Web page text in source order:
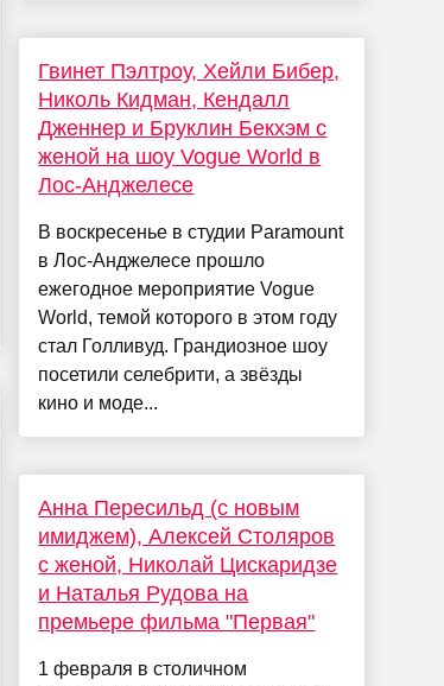
Гвинет Пэлтроу, Хейли Бибер,
Николь Кидман, Кендалл
Дженнер и Бруклин Бекхэм с
женой на шоу Vogue World в
Лос-Анджелесе
В воскресенье в студии Paramount
в Лос-Анджелесе прошло
ежегодное мероприятие Vogue
World, темой которого в этом году
стал Голливуд. Грандиозное шоу
посетили селебрити, а звёзды
кино и моде...
Анна Пересильд (с новым
имиджем), Алексей Столяров
с женой, Николай Цискаридзе
и Наталья Рудова на
премьере фильма "Первая"
1 февраля в столичном